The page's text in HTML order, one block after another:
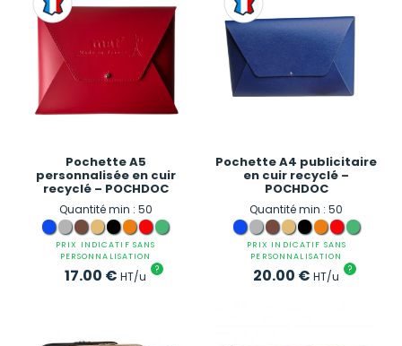
Pochette A5
personnalisée en cuir
recyclé – POCHDOC
Quantité min : 50
PRIX INDICATIF SANS
PERSONNALISATION
17.00 € HT/u ?
Pochette A4 publicitaire
en cuir recyclé –
POCHDOC
Quantité min : 50
PRIX INDICATIF SANS
PERSONNALISATION
20.00 € HT/u ?